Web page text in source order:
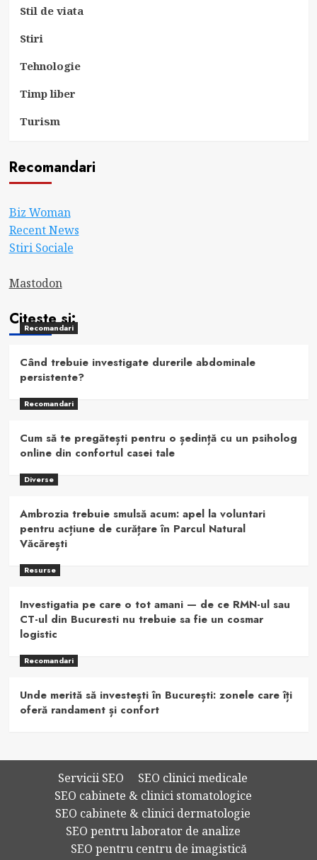
Stil de viata
Stiri
Tehnologie
Timp liber
Turism
Recomandari
Biz Woman
Recent News
Stiri Sociale
Mastodon
Citeste si:
Recomandari
Când trebuie investigate durerile abdominale
persistente?
Recomandari
Cum să te pregătești pentru o ședință cu un psiholog
online din confortul casei tale
Diverse
Ambrozia trebuie smulsă acum: apel la voluntari
pentru acțiune de curățare în Parcul Natural
Văcărești
Resurse
Investigatia pe care o tot amani — de ce RMN-ul sau
CT-ul din Bucuresti nu trebuie sa fie un cosmar
logistic
Recomandari
Unde merită să investești în București: zonele care îți
oferă randament și confort
Servicii SEO
SEO clinici medicale
SEO cabinete & clinici stomatologice
SEO cabinete & clinici dermatologie
SEO pentru laborator de analize
SEO pentru centru de imagistică